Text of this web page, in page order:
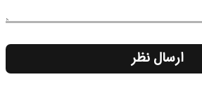
ارسال نظر